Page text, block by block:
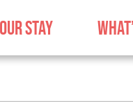
STAY